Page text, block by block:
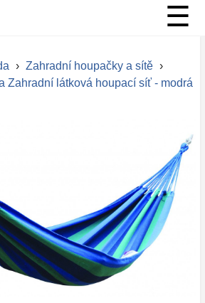
☰
› Zahradní houpačky a sítě ›
Zahradní látková houpací síť - modrá